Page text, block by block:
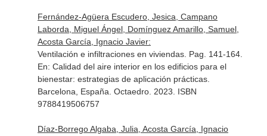
Fernández-Agüera Escudero, Jesica, Campano
Laborda, Miguel Ángel, Domínguez Amarillo, Samuel,
Acosta García, Ignacio Javier:
Ventilación e infiltraciones en viviendas. Pag. 141-164.
En: Calidad del aire interior en los edificios para el
bienestar: estrategias de aplicación prácticas.
Barcelona, España. Octaedro. 2023. ISBN
9788419506757
Díaz-Borrego Algaba, Julia, Acosta García, Ignacio